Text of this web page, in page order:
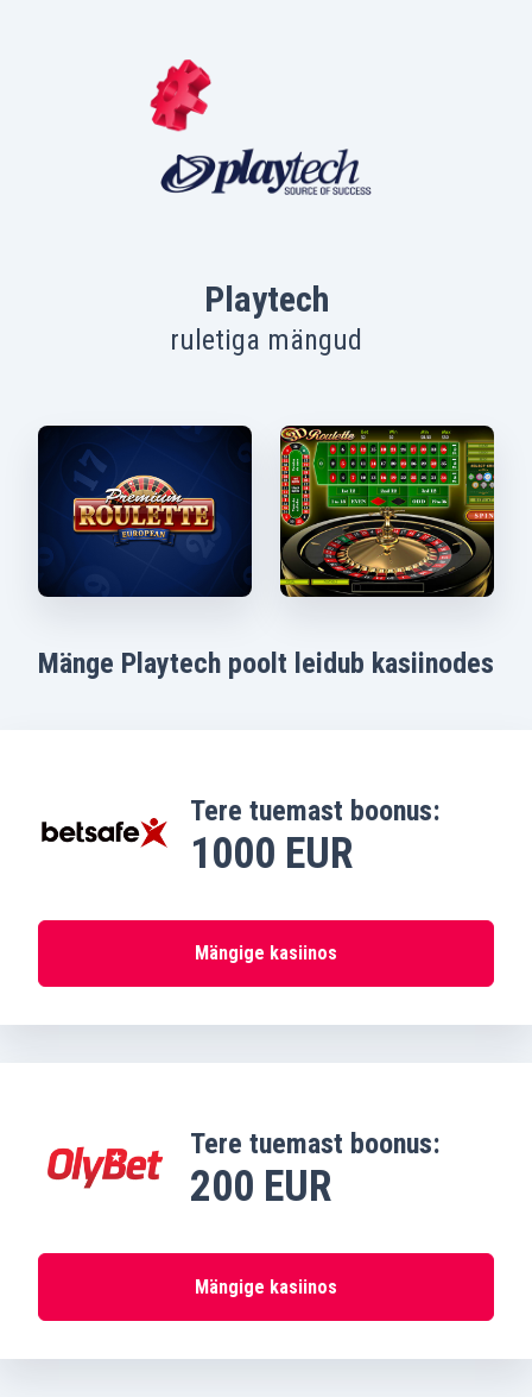
Playtech
ruletiga mängud
Mänge Playtech poolt leidub kasiinodes
Tere tuemast boonus:
1000 EUR
Mängige kasiinos
Tere tuemast boonus:
200 EUR
Mängige kasiinos